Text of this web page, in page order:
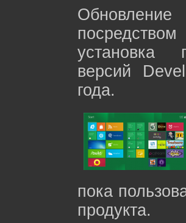
установка
версий
года.
пока
продукта.